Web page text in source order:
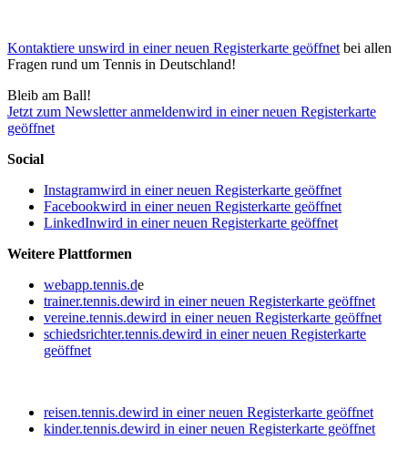
Kontaktiere unswird in einer neuen Registerkarte geöffnet bei allen
Fragen rund um Tennis in Deutschland!
Bleib am Ball!
Jetzt zum Newsletter anmeldenwird in einer neuen Registerkarte
geöffnet
Social
Instagramwird in einer neuen Registerkarte geöffnet
Facebookwird in einer neuen Registerkarte geöffnet
LinkedInwird in einer neuen Registerkarte geöffnet
Weitere Plattformen
webapp.tennis.de
trainer.tennis.dewird in einer neuen Registerkarte geöffnet
vereine.tennis.dewird in einer neuen Registerkarte geöffnet
schiedsrichter.tennis.dewird in einer neuen Registerkarte
geöffnet
reisen.tennis.dewird in einer neuen Registerkarte geöffnet
kinder.tennis.dewird in einer neuen Registerkarte geöffnet